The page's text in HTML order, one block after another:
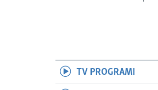
TV PROGRAMI